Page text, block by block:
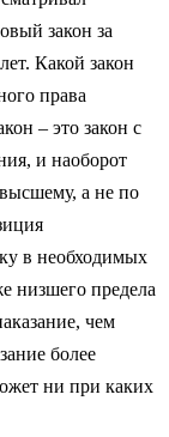
закон за
Какой закон
права
– это закон с
и наоборот
высшему, а не по
в необходимых
низшего предела
чем
более
ни при каких